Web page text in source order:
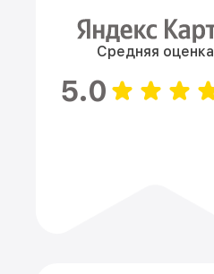
Средняя оценка
5.0